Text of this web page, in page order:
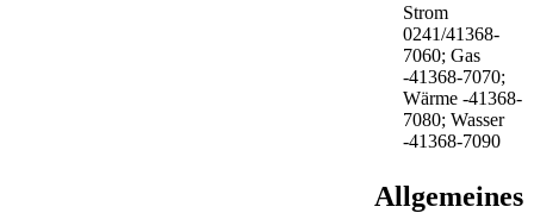
Strom
0241/41368-
7060; Gas
-41368-7070;
Wärme -41368-
7080; Wasser
-41368-7090
Allgemeines